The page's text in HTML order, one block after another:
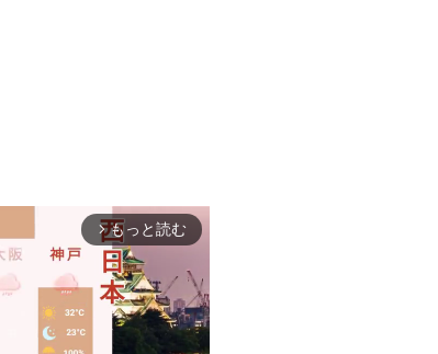
arrow_forward_ios もっと読む